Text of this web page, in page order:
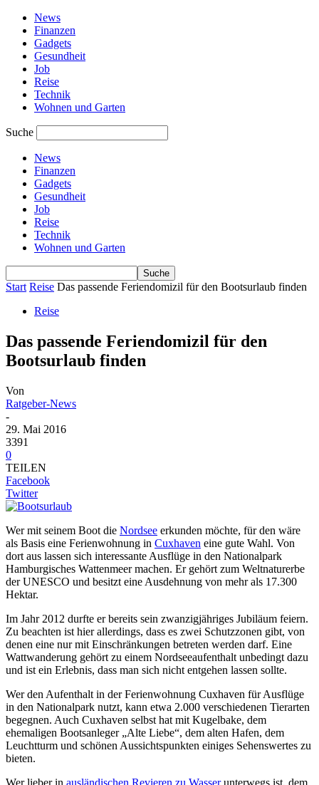
News
Finanzen
Gadgets
Gesundheit
Job
Reise
Technik
Wohnen und Garten
Suche
News
Finanzen
Gadgets
Gesundheit
Job
Reise
Technik
Wohnen und Garten
Start Reise Das passende Feriendomizil für den Bootsurlaub finden
Reise
Das passende Feriendomizil für den
Bootsurlaub finden
Von
Ratgeber-News
-
29. Mai 2016
3391
0
TEILEN
Facebook
Twitter
Wer mit seinem Boot die Nordsee erkunden möchte, für den wäre
als Basis eine Ferienwohnung in Cuxhaven eine gute Wahl. Von
dort aus lassen sich interessante Ausflüge in den Nationalpark
Hamburgisches Wattenmeer machen. Er gehört zum Weltnaturerbe
der UNESCO und besitzt eine Ausdehnung von mehr als 17.300
Hektar.
Im Jahr 2012 durfte er bereits sein zwanzigjähriges Jubiläum feiern.
Zu beachten ist hier allerdings, dass es zwei Schutzzonen gibt, von
denen eine nur mit Einschränkungen betreten werden darf. Eine
Wattwanderung gehört zu einem Nordseeaufenthalt unbedingt dazu
und ist ein Erlebnis, dass man sich nicht entgehen lassen sollte.
Wer den Aufenthalt in der Ferienwohnung Cuxhaven für Ausflüge
in den Nationalpark nutzt, kann etwa 2.000 verschiedenen Tierarten
begegnen. Auch Cuxhaven selbst hat mit Kugelbake, dem
ehemaligen Bootsanleger „Alte Liebe“, dem alten Hafen, dem
Leuchtturm und schönen Aussichtspunkten einiges Sehenswertes zu
bieten.
Wer lieber in ausländischen Revieren zu Wasserunterwegs ist, dem